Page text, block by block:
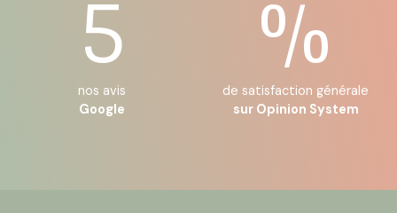
5
nos avis
Google
%
de satisfaction générale
sur Opinion System